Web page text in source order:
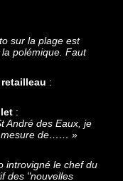
sur la plage est
polémique. Faut
:
:
André des Eaux, je
mesure de…… »
introvigné le chef du
des "nouvelles